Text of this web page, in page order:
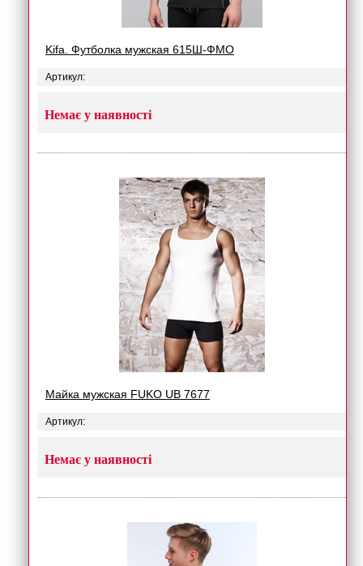
Kifa. Футболка мужская 615Ш-ФМО
Артикул:
Немає у наявності
Майка мужская FUKO UB 7677
Артикул:
Немає у наявності